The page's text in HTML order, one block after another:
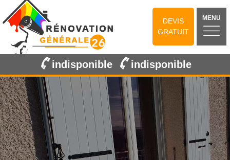
DEVIS
GRATUIT
MENU
indisponible indisponible